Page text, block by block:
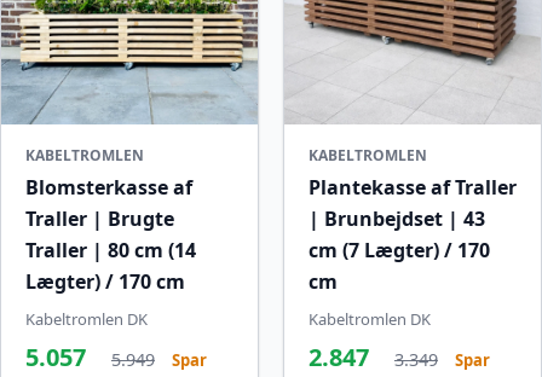
KABELTROMLEN
Blomsterkasse af
Traller | Brugte
Traller | 80 cm (14
Lægter) / 170 cm
Kabeltromlen DK
5.057
5.949
Spar
KABELTROMLEN
Plantekasse af Traller
| Brunbejdset | 43
cm (7 Lægter) / 170
cm
Kabeltromlen DK
2.847
3.349
Spar